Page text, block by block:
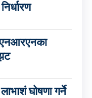
एनआरएनका
घोषणा गर्ने